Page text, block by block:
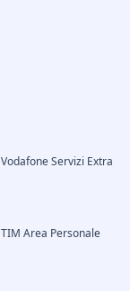
Vodafone Servizi Extra
TIM Area Personale